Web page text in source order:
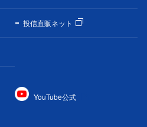
投信直販ネット
YouTube公式